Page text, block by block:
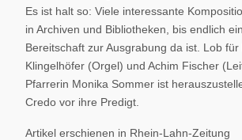
Es ist halt so: Viele interessante
in Archiven und Bibliotheken, bis endlich
Bereitschaft zur Ausgrabung da ist. Lob für
Klingelhöfer (Orgel) und Achim Fischer
Pfarrerin Monika Sommer ist
Credo vor ihre Predigt.
Artikel erschienen in Rhein-Lahn-Zeitung